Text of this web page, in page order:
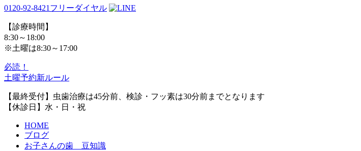
0120-92-8421 フリーダイヤル
【診療時間】
8:30～18:00
※土曜は8:30～17:00
必読！
土曜予約新ルール
【最終受付】虫歯治療は45分前、検診・フッ素は30分前までとなります
【休診日】水・日・祝
HOME
ブログ
お子さんの歯 豆知識